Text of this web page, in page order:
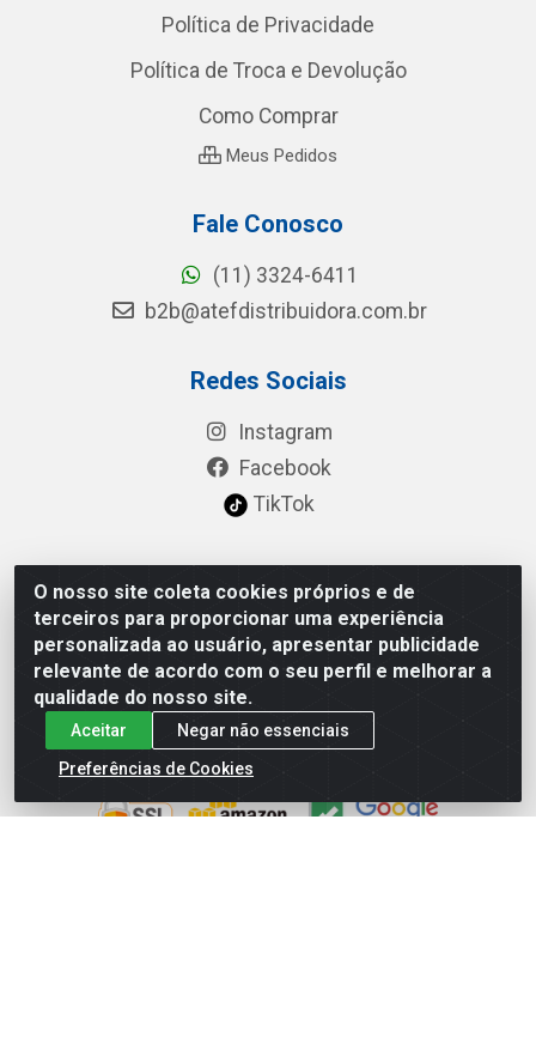
O nosso site coleta cookies próprios e de
terceiros para proporcionar uma experiência
personalizada ao usuário, apresentar publicidade
relevante de acordo com o seu perfil e melhorar a
qualidade do nosso site.
Aceitar
Negar não essenciais
Preferências de Cookies
Política de Privacidade
Política de Troca e Devolução
Como Comprar
Meus Pedidos
Fale Conosco
(11) 3324-6411
b2b@atefdistribuidora.com.br
Redes Sociais
Instagram
Facebook
TikTok
Baixe já nosso APP
Site Seguro